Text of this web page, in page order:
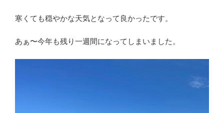
寒くても穏やかな天気となって良かったです。
あぁ〜今年も残り一週間になってしまいました。